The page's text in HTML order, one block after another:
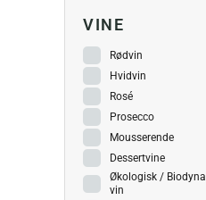
VINE
Rødvin
Hvidvin
Rosé
Prosecco
Mousserende
Dessertvine
Økologisk /
vin